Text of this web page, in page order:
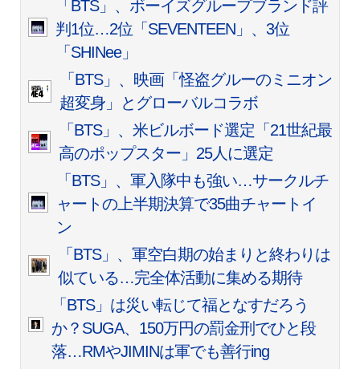
「BTS」、ボーイズグループブランド評
判1位…2位「SEVENTEEN」、3位
「SHINee」
「BTS」、映画「怪盗グルーのミニオン
超変身」とグローバルコラボ
「BTS」、米ビルボード選定「21世紀最
高のポップスター」25人に選定
「BTS」、軍入隊中も強い…サークルチ
ャートの上半期決算で35曲チャートイ
ン
「BTS」、軍空白期の始まりと終わりは
似ている…完全体活動に集める期待
「BTS」は災い転じて福となすだろう
か？SUGA、150万円の罰金刑でひと段
落…RMやJIMINは軍でも善行ing